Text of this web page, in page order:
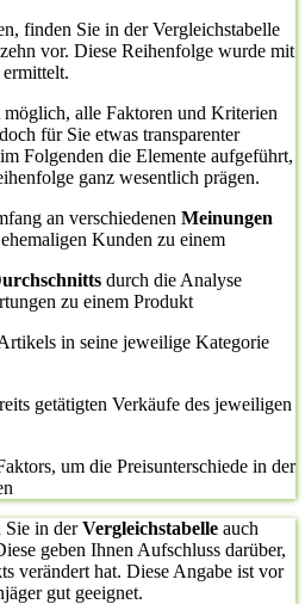
finden Sie in der Vergleichstabelle
vor. Diese Reihenfolge wurde mit
möglich, alle Faktoren und Kriterien
für Sie etwas transparenter
Folgenden die Elemente aufgeführt,
ganz wesentlich prägen.
an verschiedenen Meinungen
Kunden zu einem
durch die Analyse
zu einem Produkt
in seine jeweilige Kategorie
getätigten Verkäufe des jeweiligen
um die Preisunterschiede in der
Sie in derVergleichstabelle auch
geben Ihnen Aufschluss darüber,
verändert hat. Diese Angabe ist vor
gut geeignet.